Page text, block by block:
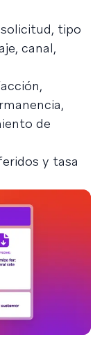
tipo
canal,
de
y tasa